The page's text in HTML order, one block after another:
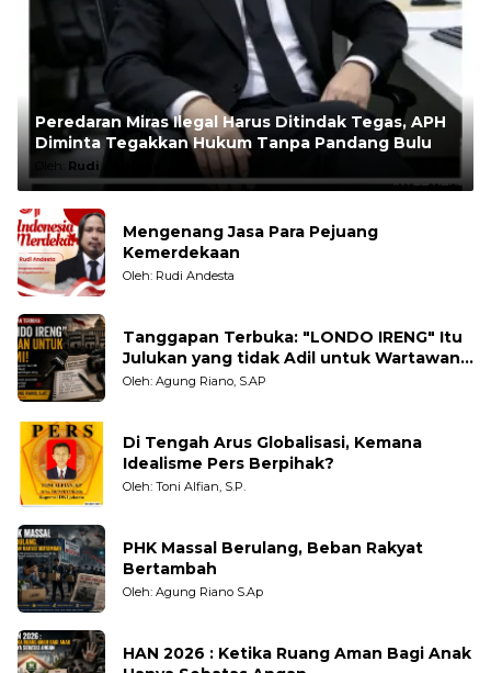
Peredaran Miras Ilegal Harus Ditindak Tegas, APH
Diminta Tegakkan Hukum Tanpa Pandang Bulu
Oleh: Rudi Andesta
Mengenang Jasa Para Pejuang
Kemerdekaan
Oleh: Rudi Andesta
Tanggapan Terbuka: "LONDO IRENG" Itu
Julukan yang tidak Adil untuk Wartawan,
Pengamat dan LSM
Oleh: Agung Riano, S.AP
Di Tengah Arus Globalisasi, Kemana
Idealisme Pers Berpihak?
Oleh: Toni Alfian, S.P.
PHK Massal Berulang, Beban Rakyat
Bertambah
Oleh: Agung Riano S.Ap
HAN 2026 : Ketika Ruang Aman Bagi Anak